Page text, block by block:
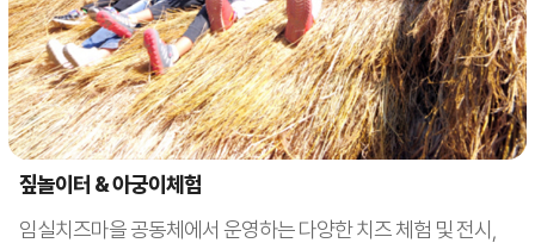
짚놀이터 & 아궁이체험
임실치즈마을 공동체에서 운영하는 다양한 치즈 체험 및 전시,